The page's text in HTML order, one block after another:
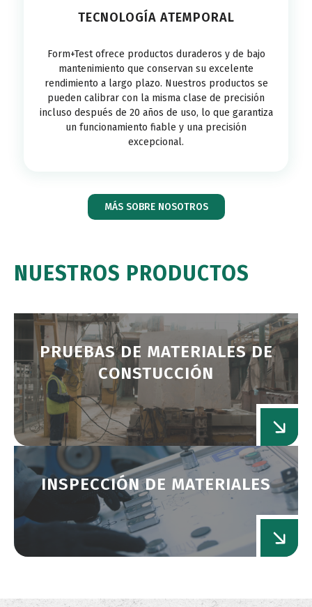
TECNOLOGÍA ATEMPORAL
Form+Test ofrece productos duraderos y de bajo
mantenimiento que conservan su excelente
rendimiento a largo plazo. Nuestros productos se
pueden calibrar con la misma clase de precisión
incluso después de 20 años de uso, lo que garantiza
un funcionamiento fiable y una precisión
excepcional.
MÁS SOBRE NOSOTROS
NUESTROS PRODUCTOS
PRUEBAS DE MATERIALES DE
CONSTUCCIÓN
INSPECCIÓN DE MATERIALES